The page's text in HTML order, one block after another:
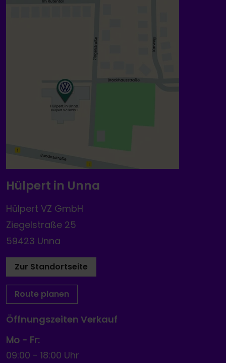
Hülpert in Unna
Hülpert VZ GmbH
Ziegelstraße 25
59423 Unna
Zur Standortseite
Route planen
Öffnungszeiten Verkauf
Mo - Fr:
09:00 - 18:00 Uhr